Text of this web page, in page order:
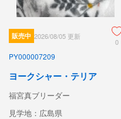
販売中 2026/08/05 更新
0
PY000007209
ヨークシャー・テリア
福宮真ブリーダー
見学地：広島県